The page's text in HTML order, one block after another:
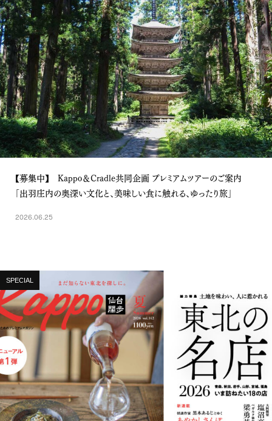
【募集中】 Kappo＆Cradle共同企画 プレミアムツアーのご案内
「出羽庄内の奥深い文化と、美味しい食に触れる、ゆったり旅」
2026.06.25
SPECIAL